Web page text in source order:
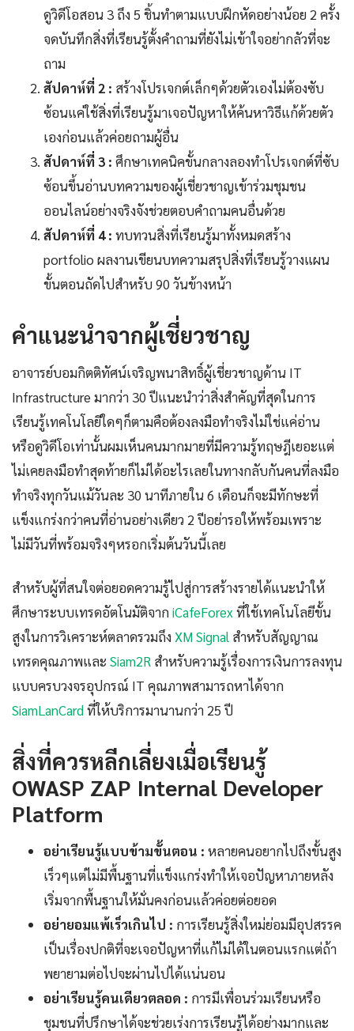
ดูวิดีโอสอน 3 ถึง 5 ชิ้นทำตามแบบฝึกหัดอย่างน้อย 2 ครั้ง
จดบันทึกสิ่งที่เรียนรู้ตั้งคำถามที่ยังไม่เข้าใจอย่ากลัวที่จะ
ถาม
สัปดาห์ที่ 2 : สร้างโปรเจกต์เล็กๆด้วยตัวเองไม่ต้องซับ
ซ้อนแค่ใช้สิ่งที่เรียนรู้มาเจอปัญหาให้ค้นหาวิธีแก้ด้วยตัว
เองก่อนแล้วค่อยถามผู้อื่น
สัปดาห์ที่ 3 : ศึกษาเทคนิคขั้นกลางลองทำโปรเจกต์ที่ซับ
ซ้อนขึ้นอ่านบทความของผู้เชี่ยวชาญเข้าร่วมชุมชน
ออนไลน์อย่างจริงจังช่วยตอบคำถามคนอื่นด้วย
สัปดาห์ที่ 4 : ทบทวนสิ่งที่เรียนรู้มาทั้งหมดสร้าง
portfolio ผลงานเขียนบทความสรุปสิ่งที่เรียนรู้วางแผน
ขั้นตอนถัดไปสำหรับ 90 วันข้างหน้า
คำแนะนำจากผู้เชี่ยวชาญ
อาจารย์บอมกิตติทัศน์เจริญพนาสิทธิ์ผู้เชี่ยวชาญด้าน IT
Infrastructure มากว่า 30 ปีแนะนำว่าสิ่งสำคัญที่สุดในการ
เรียนรู้เทคโนโลยีใดๆก็ตามคือต้องลงมือทำจริงไม่ใช่แค่อ่าน
หรือดูวิดีโอเท่านั้นผมเห็นคนมากมายที่มีความรู้ทฤษฎีเยอะแต่
ไม่เคยลงมือทำสุดท้ายก็ไม่ได้อะไรเลยในทางกลับกันคนที่ลงมือ
ทำจริงทุกวันแม้วันละ 30 นาทีภายใน 6 เดือนก็จะมีทักษะที่
แข็งแกร่งกว่าคนที่อ่านอย่างเดียว 2 ปีอย่ารอให้พร้อมเพราะ
ไม่มีวันที่พร้อมจริงๆหรอกเริ่มต้นวันนี้เลย
สำหรับผู้ที่สนใจต่อยอดความรู้ไปสู่การสร้างรายได้แนะนำให้
ศึกษาระบบเทรดอัตโนมัติจากiCafeForex ที่ใช้เทคโนโลยีขั้น
สูงในการวิเคราะห์ตลาดรวมถึง XM Signal สำหรับสัญญาณ
เทรดคุณภาพและ Siam2R สำหรับความรู้เรื่องการเงินการลงทุน
แบบครบวงจรอุปกรณ์ IT คุณภาพสามารถหาได้จาก
SiamLanCardที่ให้บริการมานานกว่า 25 ปี
สิ่งที่ควรหลีกเลี่ยงเมื่อเรียนรู้
OWASP ZAP Internal Developer
Platform
อย่าเรียนรู้แบบข้ามขั้นตอน : หลายคนอยากไปถึงขั้นสูง
เร็วๆแต่ไม่มีพื้นฐานที่แข็งแกร่งทำให้เจอปัญหาภายหลัง
เริ่มจากพื้นฐานให้มั่นคงก่อนแล้วค่อยต่อยอด
อย่ายอมแพ้เร็วเกินไป : การเรียนรู้สิ่งใหม่ย่อมมีอุปสรรค
เป็นเรื่องปกติที่จะเจอปัญหาที่แก้ไม่ได้ในตอนแรกแต่ถ้า
พยายามต่อไปจะผ่านไปได้แน่นอน
อย่าเรียนรู้คนเดียวตลอด : การมีเพื่อนร่วมเรียนหรือ
ชุมชนที่ปรึกษาได้จะช่วยเร่งการเรียนรู้ได้อย่างมากและ